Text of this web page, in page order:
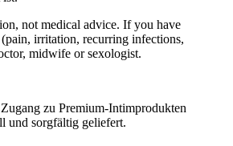
not medical advice. If you have
irritation, recurring infections,
midwife or sexologist.
zu Premium-Intimprodukten
und sorgfältig geliefert.